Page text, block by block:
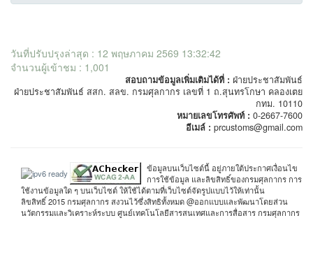
วันที่ปรับปรุงล่าสุด : 12 พฤษภาคม 2569 13:32:42
จำนวนผู้เข้าชม : 1,001
สอบถามข้อมูลเพิ่มเติมได้ที่ : ฝ่ายประชาสัมพันธ์
ฝ่ายประชาสัมพันธ์ สสก. สลข. กรมศุลกากร เลขที่ 1 ถ.สุนทรโกษา คลองเตย
กทม. 10110
หมายเลขโทรศัพท์ : 0-2667-7600
อีเมล์ : prcustoms@gmail.com
ข้อมูลบนเว็บไซต์นี้ อยู่ภายใต้ประกาศเงื่อนไข
การใช้ข้อมูล และลิขสิทธิ์ของกรมศุลกากร การ
ใช้งานข้อมูลใด ๆ บนเว็บไซต์ ให้ใช้ได้ตามที่เว็บไซต์จัดรูปแบบไว้ให้เท่านั้น
ลิขสิทธิ์ 2015 กรมศุลกากร สงวนไว้ซึ่งสิทธิทั้งหมด @ออกแบบและพัฒนาโดยส่วน
นวัตกรรมและวิเคราะห์ระบบ ศูนย์เทคโนโลยีสารสนเทศและการสื่อสาร กรมศุลกากร